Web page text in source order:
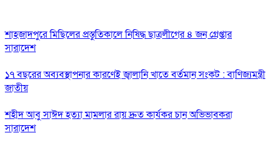
শাহজাদপুরে মিছিলের প্রস্তুতিকালে নিষিদ্ধ ছাত্রলীগের ৪ জন গ্রেপ্তার
সারাদেশ
১৭ বছরের অব্যবস্থাপনার কারণেই জ্বালানি খাতে বর্তমান সংকট : বাণিজ্যমন্ত্রী
জাতীয়
শহীদ আবু সাঈদ হত্যা মামলার রায় দ্রুত কার্যকর চান অভিভাবকরা
সারাদেশ